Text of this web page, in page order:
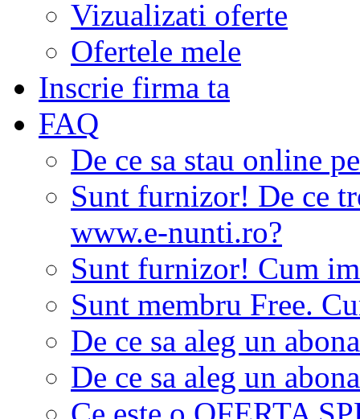
Vizualizati oferte
Ofertele mele
Inscrie firma ta
FAQ
De ce sa stau online
Sunt furnizor! De ce
www.e-nunti.ro?
Sunt furnizor! Cum
Sunt membru Free.
De ce sa aleg un
De ce sa aleg un